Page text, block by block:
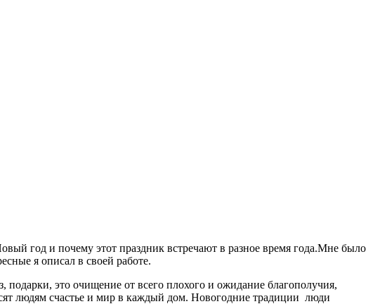
год и почему этот праздник встречают в разное время года.Мне было
я описал в своей работе.
это очищение от всего плохого и ожидание благополучия,
людям счастье и мир в каждый дом. Новогодние традиции люди